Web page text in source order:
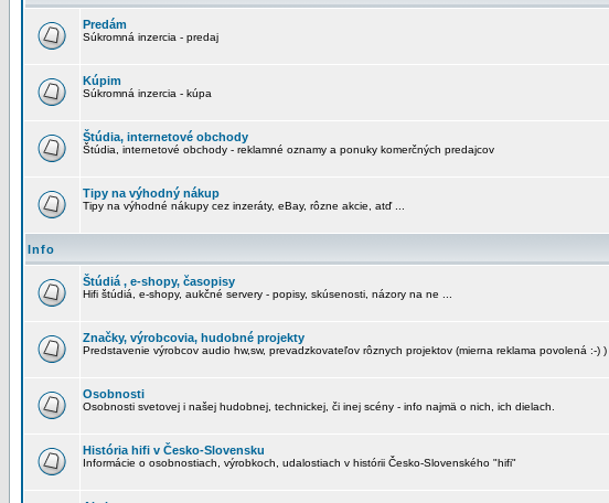
Predám
Súkromná inzercia - predaj
Kúpim
Súkromná inzercia - kúpa
Štúdia, internetové obchody
Štúdia, internetové obchody - reklamné oznamy a ponuky komerčných predajcov
Tipy na výhodný nákup
Tipy na výhodné nákupy cez inzeráty, eBay, rôzne akcie, atď ...
Info
Štúdiá , e-shopy, časopisy
Hifi štúdiá, e-shopy, aukčné servery - popisy, skúsenosti, názory na ne ...
Značky, výrobcovia, hudobné projekty
Predstavenie výrobcov audio hw,sw, prevadzkovateľov rôznych projektov (mierna reklama povolená :-) )
Osobnosti
Osobnosti svetovej i našej hudobnej, technickej, či inej scény - info najmä o nich, ich dielach.
História hifi v Česko-Slovensku
Informácie o osobnostiach, výrobkoch, udalostiach v histórii Česko-Slovenského "hifi"